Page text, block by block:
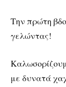
Την πρώτη
γελώντας!
με δυνατά